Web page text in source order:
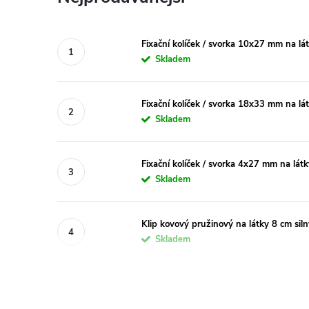
Fixační kolíček / svorka 10x27 mm na
Skladem
Fixační kolíček / svorka 18x33 mm na
Skladem
Fixační kolíček / svorka 4x27 mm na
Skladem
Klip kovový pružinový na látky 8 cm
Skladem